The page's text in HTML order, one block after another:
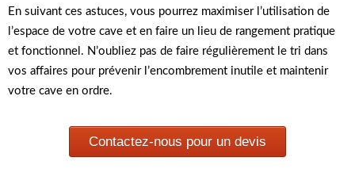
En suivant ces astuces, vous pourrez maximiser l’utilisation de
l’espace de votre cave et en faire un lieu de rangement pratique
et fonctionnel. N’oubliez pas de faire régulièrement le tri dans
vos affaires pour prévenir l’encombrement inutile et maintenir
votre cave en ordre.
Contactez-nous pour un devis